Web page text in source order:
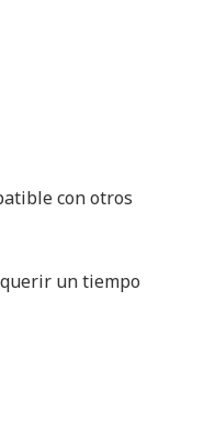
con otros
un tiempo